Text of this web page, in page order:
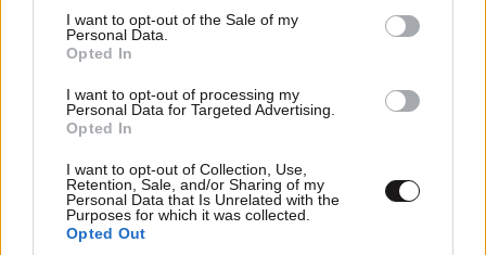
consent section.
I want to opt-out of the Sale of my
Personal Data.
Opted In
I want to opt-out of processing my
Personal Data for Targeted Advertising.
Opted In
I want to opt-out of Collection, Use,
Retention, Sale, and/or Sharing of my
Personal Data that Is Unrelated with the
Purposes for which it was collected.
Opted Out